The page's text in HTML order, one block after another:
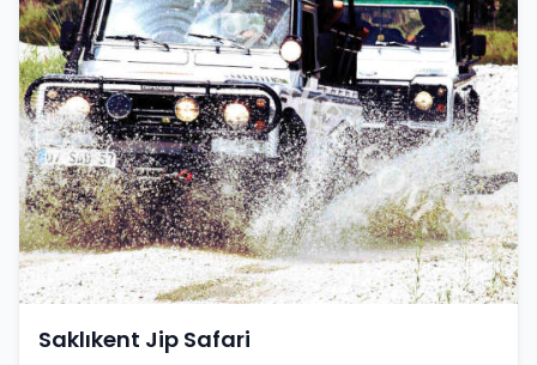
Saklıkent Jip Safari